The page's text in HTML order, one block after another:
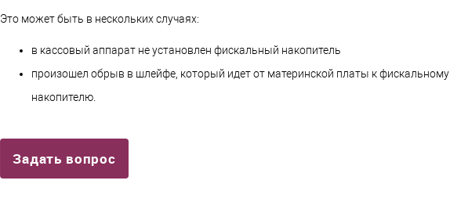
Это может быть в нескольких случаях:
в кассовый аппарат не установлен фискальный накопитель
произошел обрыв в шлейфе, который идет от материнской платы к фискальному
накопителю.
Задать вопрос